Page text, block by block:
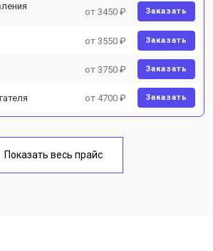
от 3450 ₽ Заказать
от 3550 ₽ Заказать
от 3750 ₽ Заказать
от 4700 ₽ Заказать
Показать весь прайс